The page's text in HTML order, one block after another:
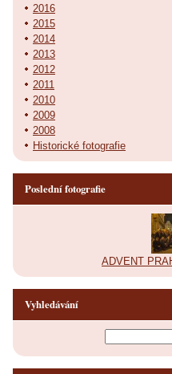
2016
2015
2014
2013
2012
2011
2010
2009
2008
Historické fotografie
Poslední fotografie
ADVENT
Vyhledávání